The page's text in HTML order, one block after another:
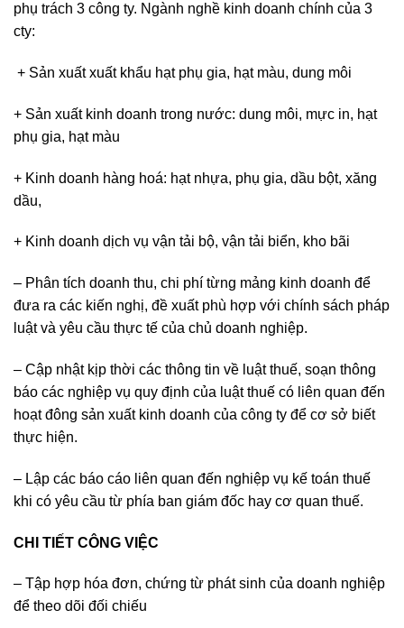
phụ trách 3 công ty. Ngành nghề kinh doanh chính của 3
cty:
+ Sản xuất xuất khẩu hạt phụ gia, hạt màu, dung môi
+ Sản xuất kinh doanh trong nước: dung môi, mực in, hạt
phụ gia, hạt màu
+ Kinh doanh hàng hoá: hạt nhựa, phụ gia, dầu bột, xăng
dầu,
+ Kinh doanh dịch vụ vận tải bộ, vận tải biển, kho bãi
– Phân tích doanh thu, chi phí từng mảng kinh doanh để
đưa ra các kiến nghị, đề xuất phù hợp với chính sách pháp
luật và yêu cầu thực tế của chủ doanh nghiệp.
– Cập nhật kịp thời các thông tin về luật thuế, soạn thông
báo các nghiệp vụ quy định của luật thuế có liên quan đến
hoạt đông sản xuất kinh doanh của công ty để cơ sở biết
thực hiện.
– Lập các báo cáo liên quan đến nghiệp vụ kế toán thuế
khi có yêu cầu từ phía ban giám đốc hay cơ quan thuế.
CHI TIẾT CÔNG VIỆC
– Tập hợp hóa đơn, chứng từ phát sinh của doanh nghiệp
để theo dõi đối chiếu